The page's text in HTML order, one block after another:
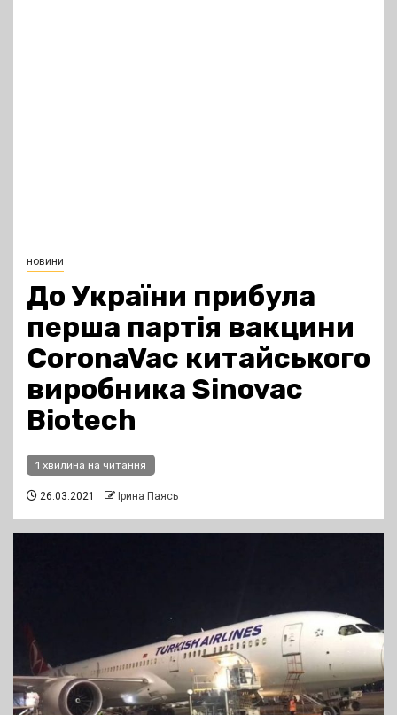
новини
До України прибула
перша партія вакцини
CoronaVac китайського
виробника Sinovaс
Biotech
1 хвилина на читання
26.03.2021 Ірина Паясь